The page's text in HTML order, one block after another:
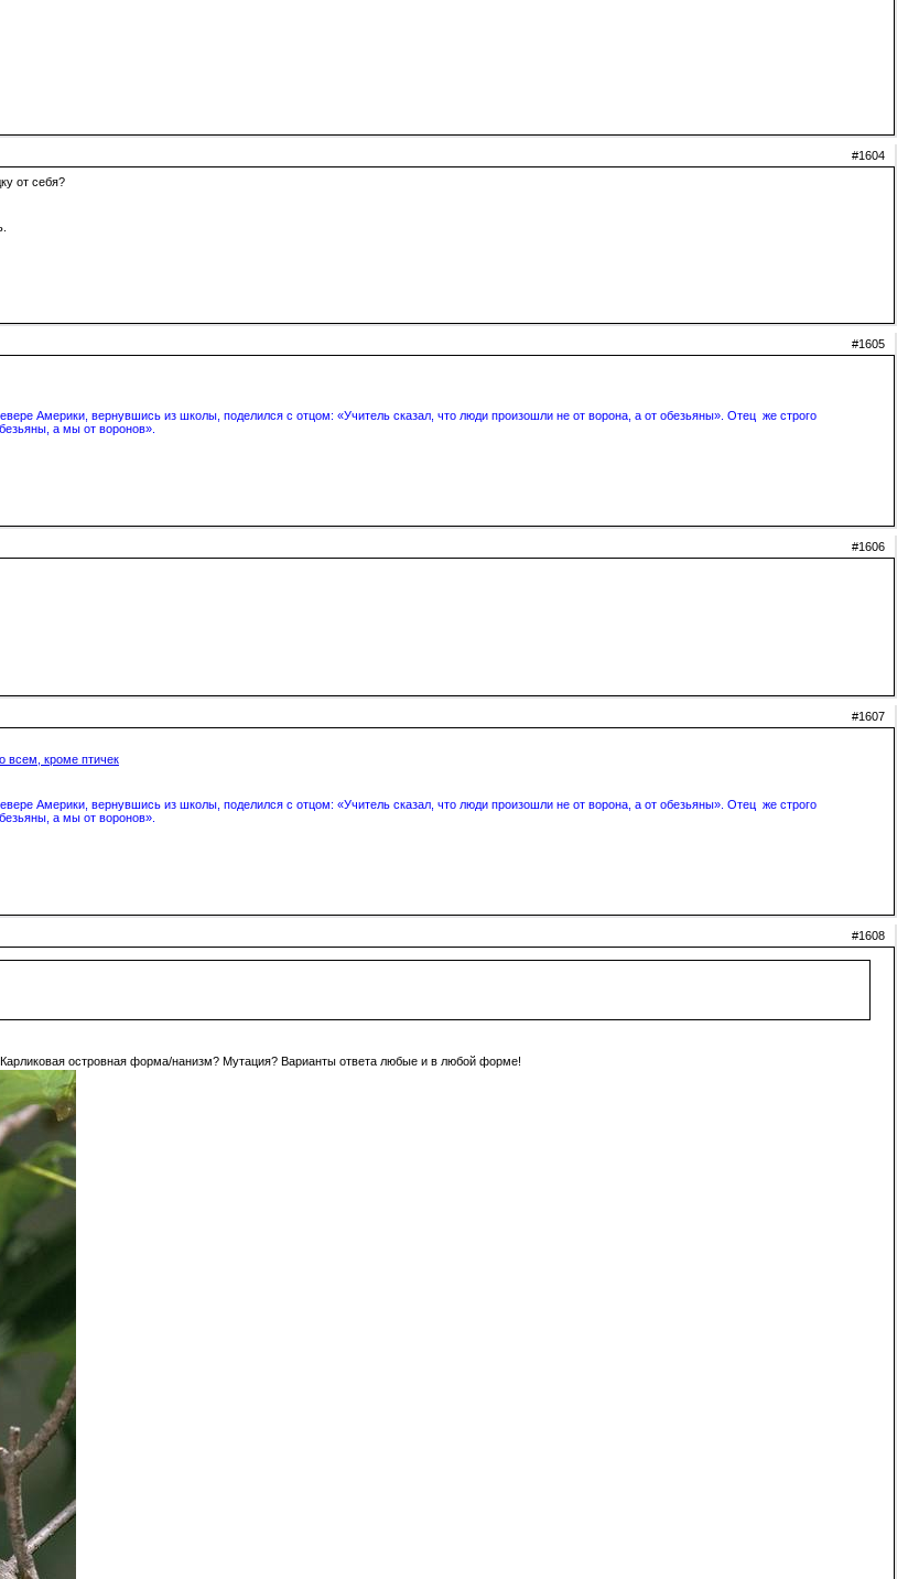
#1604
от себя?
#1605
Америки, вернувшись из школы, поделился с отцом: «Учитель сказал, что люди произошли не от ворона, а от обезьяны». Отец же строго
а мы от воронов».
#1606
#1607
всем, кроме птичек
Америки, вернувшись из школы, поделился с отцом: «Учитель сказал, что люди произошли не от ворона, а от обезьяны». Отец же строго
а мы от воронов».
#1608
Карликовая островная форма/нанизм? Мутация? Варианты ответа любые и в любой форме!